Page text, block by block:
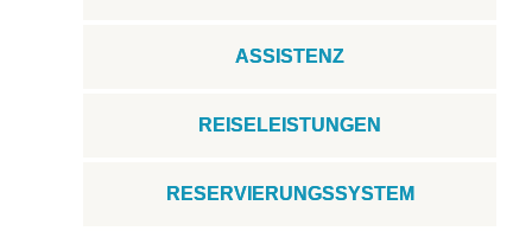
ASSISTENZ
REISELEISTUNGEN
RESERVIERUNGSSYSTEM